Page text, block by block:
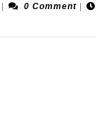
emotion-0 Comment